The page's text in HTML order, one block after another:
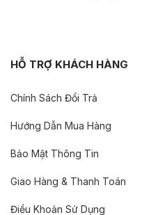
HỖ TRỢ KHÁCH HÀNG
Chính Sách Đổi Trả
Hướng Dẫn Mua Hàng
Bảo Mật Thông Tin
Giao Hàng & Thanh Toán
Điều Khoản Sử Dụng